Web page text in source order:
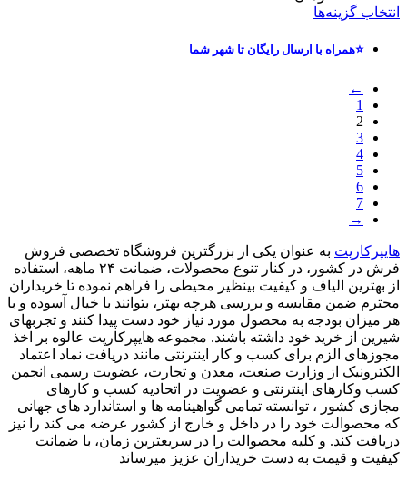
انتخاب گزینه‌ها
⭐همراه با ارسال رایگان تا شهر شما
←
1
2
3
4
5
6
7
→
هایپرکارپت به عنوان یکی از بزرگترین فروشگاه تخصصی فروش
فرش در کشور، در کنار تنوع محصولات، ضمانت ۲۴ ماهه، استفاده
از بهترین الیاف و کیفیت بینظیر محیطی را فراهم نموده تا خریداران
محترم ضمن مقایسه و بررسی هرچه بهتر، بتوانند با خیال آسوده و با
هر میزان بودجه به محصول مورد نیاز خود دست پیدا کنند و تجربهای
شیرین از خرید خود داشته باشند. مجموعه هایپرکارپت عالوه بر اخذ
مجوزهای الزم برای کسب و کار اینترنتی مانند دریافت نماد اعتماد
الکترونیک از وزارت صنعت، معدن و تجارت، عضویت رسمی انجمن
کسب وکارهای اینترنتی و عضویت در اتحادیه کسب و کارهای
مجازی کشور ، توانسته تمامی گواهینامه ها و استاندارد های جهانی
که محصوالت خود را در داخل و خارج از کشور عرضه می کند را نیز
دریافت کند. و کلیه محصوالت را در سریعترین زمان، با ضمانت
کیفیت و قیمت به دست خریداران عزیز میرساند